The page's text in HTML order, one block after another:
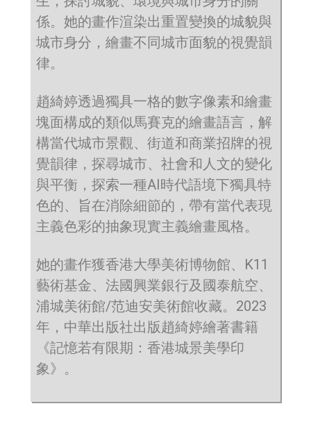
係。她的畫作渲染出重置變換的城貌與
城市身分，繪畫不同城市面貌的視覺韻
律。
趙綺婷透過獨具一格的數字像素和繪畫
塊面構成的類似馬賽克的繪畫語言，解
構當代城市景觀、街道和商業招牌的視
覺韻律，探尋城市、社會和人文的變化
與平衡，探索一種AI時代語境下獨具特
色的、旨在消除細節的，帶有當代表現
主義色彩的抽象現實主義繪畫風格。
她的畫作獲香港大學美術博物館、K11
藝術基金、法國興業銀行及國泰航空、
浦城美術館/范迪安美術館收藏。2023
年，中華出版社出版趙綺婷繪著書籍
《記憶若有限期：香港城景美學印
象》。